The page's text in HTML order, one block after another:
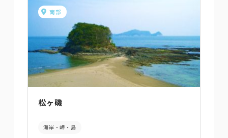
南部
松ヶ磯
海岸・岬・島